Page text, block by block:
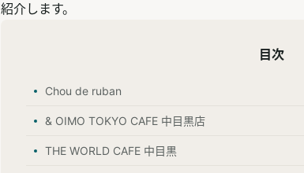
紹介します。
目次
Chou de ruban
& OIMO TOKYO CAFE 中目黒店
THE WORLD CAFE 中目黒